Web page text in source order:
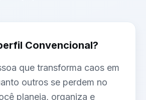
Convencional?
que transforma caos em
outros se perdem no
planeja, organiza e